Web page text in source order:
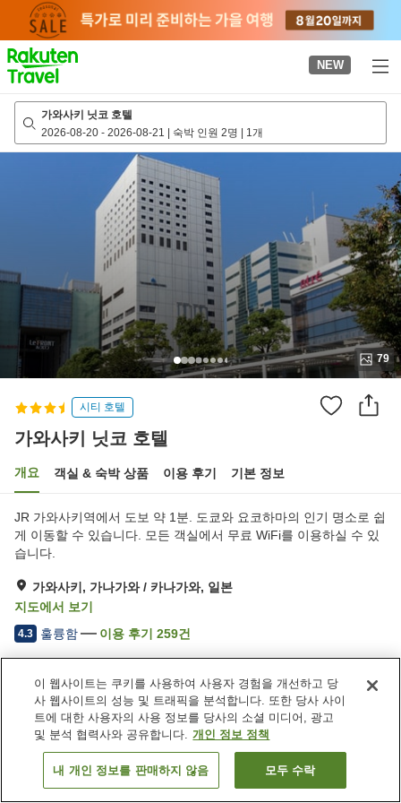
page
NEW
가와사키 닛코 호텔
2026-08-20 - 2026-08-21 | 숙박 인원 2명 | 1개
79
시티 호텔
가와사키 닛코 호텔
개요 객실 & 숙박 상품 이용 후기 기본 정보
JR 가와사키역에서 도보 약 1분. 도쿄와 요코하마의 인기 명소로 쉽
게 이동할 수 있습니다. 모든 객실에서 무료 WiFi를 이용하실 수 있
습니다.
가와사키, 가나가와 / 카나가와, 일본
지도에서 보기
4.3 훌륭함 이용 후기 259건
숙소 편의 시설/서비스
스파 / 미용실
레스토랑
라운지
바
일본 가나가와 / 카나가와 가와사키 닛코 호텔
객실 보기
이 웹사이트는 쿠키를 사용하여 사용자 경험을 개선하고 당
사 웹사이트의 성능 및 트래픽을 분석합니다. 또한 당사 사이
트에 대한 사용자의 사용 정보를 당사의 소셜 미디어, 광고
및 분석 협력사와 공유합니다. 개인 정보 정책
내 개인 정보를 판매하지 않음 모두 수락